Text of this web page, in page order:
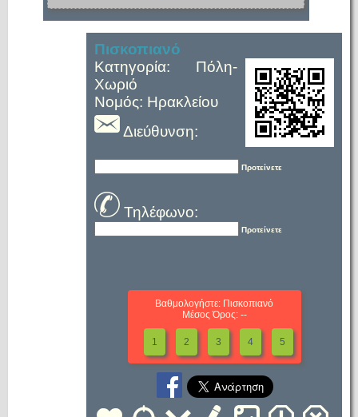
Πισκοπιανό
Κατηγορία: Πόλη-
Χωριό
Νομός: Ηρακλείου
Διεύθυνση:
Προτείνετε
Τηλέφωνο:
Προτείνετε
Βαθμολογήστε: Πισκοπιανό
Μέσος Όρος: --
1 2 3 4 5